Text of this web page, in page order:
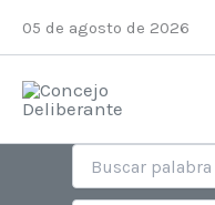
contenido
05 de agosto de 2026